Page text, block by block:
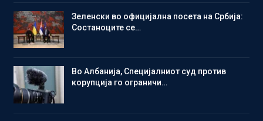
Зеленски во официјална посета на Србија:
Состаноците се…
Во Албанија, Специјалниот суд против
корупција го ограничи…